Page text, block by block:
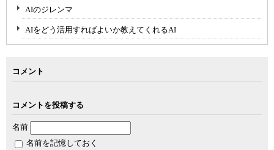
AIのジレンマ
AIをどう活用すればよいか教えてくれるAI
コメント
コメントを投稿する
名前
名前を記憶しておく